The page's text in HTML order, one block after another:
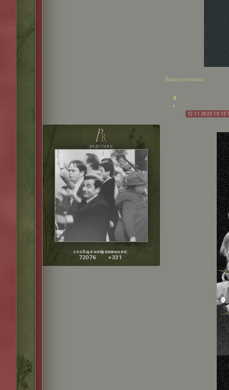
Ваша реклама
0
12.11.2025
pr
участник
сообщений:
72076
уважение:
+331